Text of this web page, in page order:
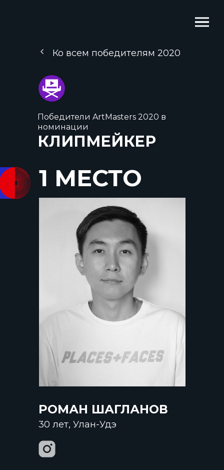
Победители ArtMasters 2020 в
номинации
КЛИПМЕЙКЕР
Ко всем победителям 2020
1 МЕСТО
30 лет, Улан-Удэ
РОМАН ШАГЛАНОВ